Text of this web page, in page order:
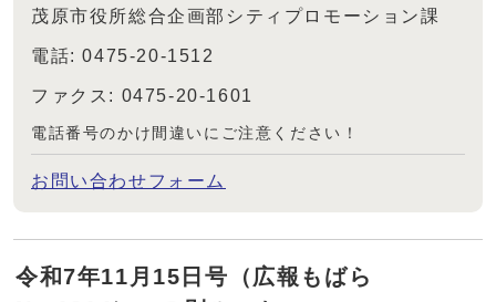
茂原市役所総合企画部シティプロモーション課
電話: 0475-20-1512
ファクス: 0475-20-1601
電話番号のかけ間違いにご注意ください！
お問い合わせフォーム
令和7年11月15日号（広報もばら